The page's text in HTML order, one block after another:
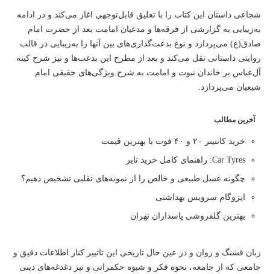
شجاعی داستان این کتاب را با تعلیق قابل‌توجهی اغاز می‌کند و در ادامه
به‌زیبایی به گزارشی از فرقه‌ها و مدعیان امامت بعد از حضرت امام
صادق(ع) می‌پردازد و نوع بدعت‌گذاری‌های بین آنها را به‌زیبایی در قالب
روایتی داستانی نقل می‌کند و بعد از مطرح این بدعت‌ها و نیز شرح کینه
آل‌عباس بر خاندان نبوت و امامت به شرح ویژگی‌های حقیقی امام
شیعیان می‌پردازد.
آخرین مطالب
خرید کانتینر ۲۰ و ۴۰ فوت با بهترین قیمت
Car Tyres: راهنمای کامل خرید تایر
چگونه عسل طبیعی و خالص را از نمونه‌های تقلبی تشخیص دهیم؟
ایزوگام سرویس بهداشتی
بهترین گلفروشی پاسداران تهران
زبان قشنگ و روان و در عین حال تاریخی این تاثییر کنار اطلاعات دقیق و
جامعی که از جامعه، نحوه فکر و شیوه حکمرانی و نیز دغدغه‌های دینی